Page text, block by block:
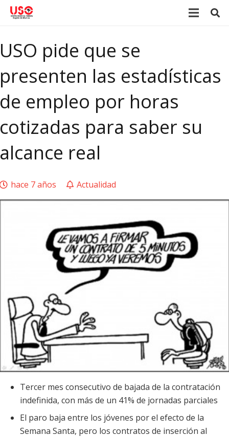
USO pide que se
presenten las estadísticas
de empleo por horas
cotizadas para saber su
alcance real
hace 7 años Actualidad
Tercer mes consecutivo de bajada de la contratación
indefinida, con más de un 41% de jornadas parciales
El paro baja entre los jóvenes por el efecto de la
Semana Santa, pero los contratos de inserción al